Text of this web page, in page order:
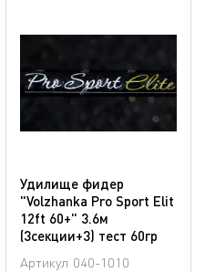
Удилище фидер
"Volzhanka Pro Sport Elit
12ft 60+" 3.6м
(3секции+3) тест 60гр
Артикул 040-1010